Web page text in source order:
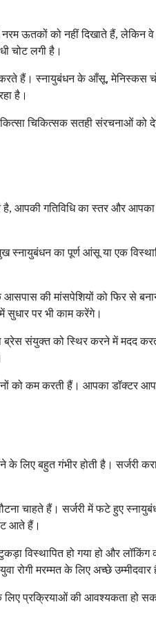
ऊतकों को नहीं दिखाते हैं, लेकिन
चोट लगी है।
हैं। स्नायुबंधन के आँसू,
है।
चिकित्सक सतही संरचनाओं
है, आपकी गतिविधि का स्तर और
का पूर्ण आंसू या एक
की मांसपेशियों को फिर से
पर भी काम करेंगे।
ब्रेस संयुक्त को स्थिर करने में मदद
को कम करती हैं। आपका डॉक्टर
लिए बहुत गंभीर होती है। सर्जरी
चाहते हैं। सर्जरी में फटे हुए
आते हैं।
विस्थापित हो गया हो और
रोगी मरम्मत के लिए अच्छे उम्मीदवार
के लिए प्रक्रियाओं की आवश्यकता